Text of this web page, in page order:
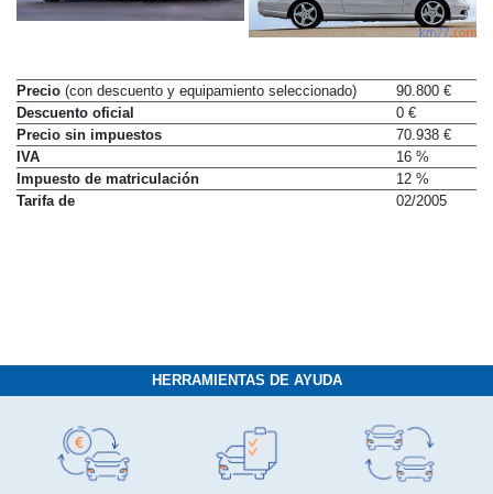
Precio (con descuento y equipamiento seleccionado)
90.800 €
Descuento oficial
0 €
Precio sin impuestos
70.938 €
IVA
16 %
Impuesto de matriculación
12 %
Tarifa de
02/2005
HERRAMIENTAS DE AYUDA